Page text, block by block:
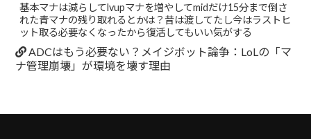
基本マナは減らしてlvupマナを増やしてmidだけ15分まで倒さ
れた青マナの残り取れるとかは？昔は渡してたし今はラストヒ
ット取る必要なくなったから復活してもいい気がする
ADCはもう必要ない？メイジボット論争：LoLの「マ
ナ管理崩壊」が環境を壊す理由